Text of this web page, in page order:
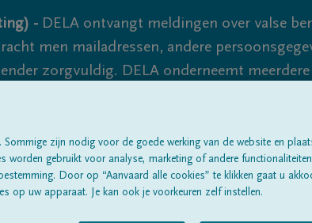
- DELA ontvangt meldingen over valse
men mailadressen, andere
zorgvuldig. DELA onderneemt
uit te sluiten, dus blijf waakzaam.
Alle rouwberichten Over ons
zijn nodig voor de goede werking van de website en
worden gebruikt voor analyse, marketing of andere
Door op “Aanvaard alle cookies” te klikken gaat u
op uw apparaat. Je kan ook je voorkeuren zelf instellen.